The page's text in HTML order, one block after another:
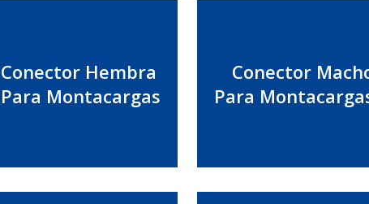
Conector Hembra
Para Montacargas
Conector
Para